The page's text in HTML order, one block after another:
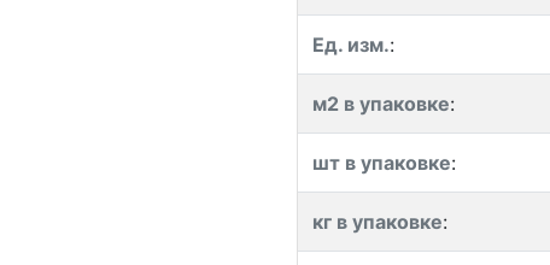
Ед. изм.:
м2 в упаковке:
шт в упаковке:
кг в упаковке: